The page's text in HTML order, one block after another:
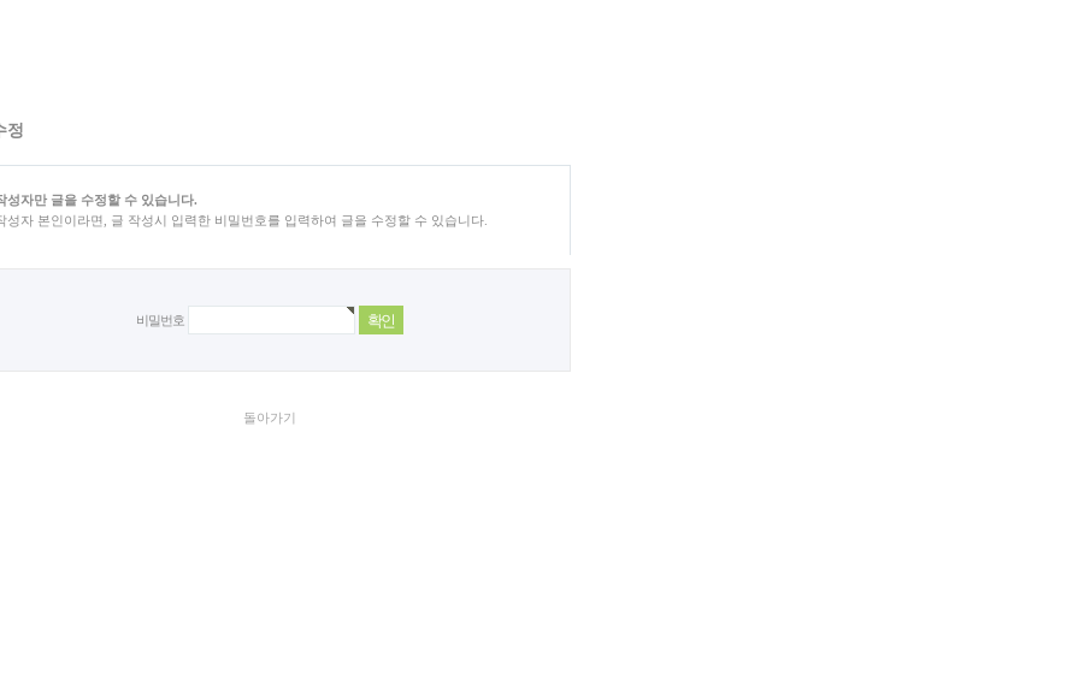
정
성자만 글을 수정할 수 있습니다.
성자 본인이라면, 글 작성시 입력한 비밀번호를 입력하여 글을 수정할 수 있습니다.
비밀번호
돌아가기